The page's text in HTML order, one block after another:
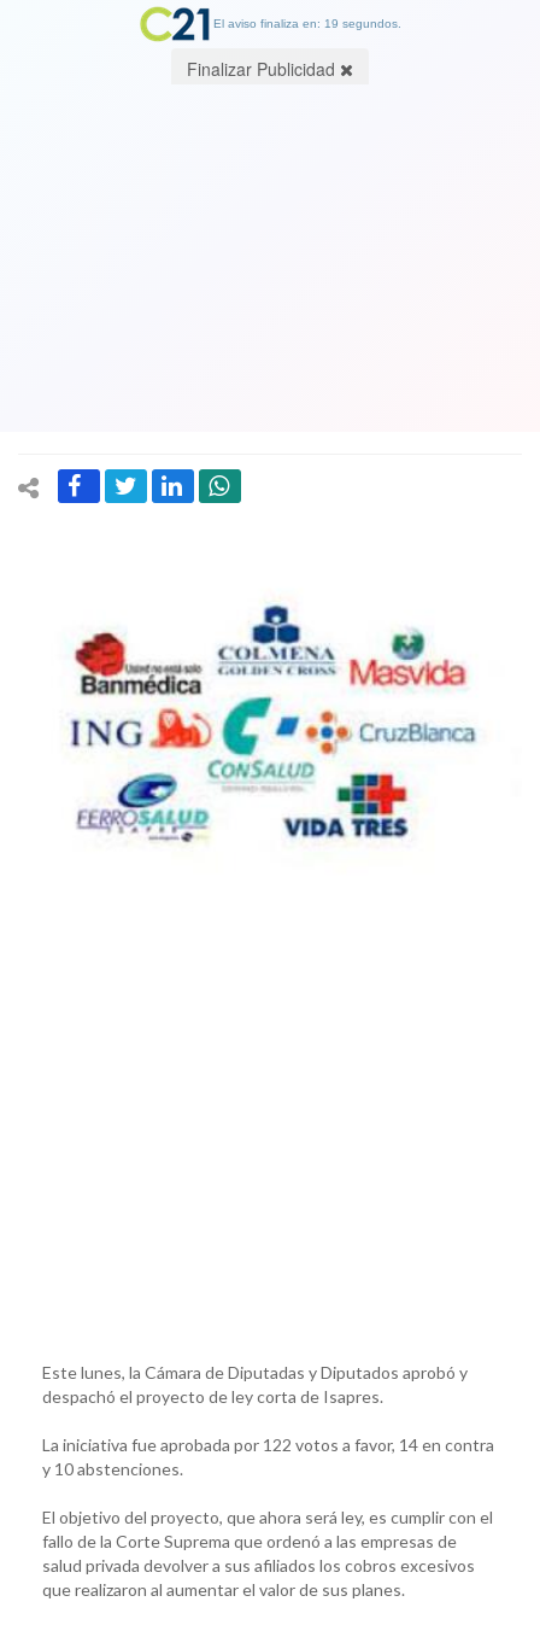
Este lunes, la Cámara de Diputadas y Diputados aprobó y
despachó el proyecto de ley corta de Isapres.
La iniciativa fue aprobada por 122 votos a favor, 14 en contra
y 10 abstenciones.
El objetivo del proyecto, que ahora será ley, es cumplir con el
fallo de la Corte Suprema que ordenó a las empresas de
salud privada devolver a sus afiliados los cobros excesivos
que realizaron al aumentar el valor de sus planes.
El aviso finaliza en: 19 segundos.
Finalizar Publicidad